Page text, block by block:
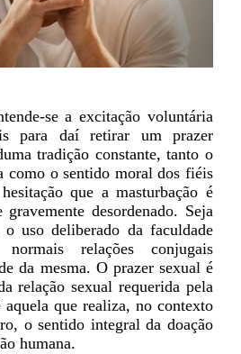
se a excitação voluntária
para daí retirar um prazer
tradição constante, tanto o
como o sentido moral dos fiéis
que a masturbação é
desordenado. Seja
uso deliberado da faculdade
relações conjugais
da mesma. O prazer sexual é
relação sexual requerida pela
que realiza, no contexto
o sentido integral da doação
humana.